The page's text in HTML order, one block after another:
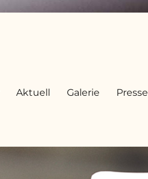
Aktuell Galerie Presse